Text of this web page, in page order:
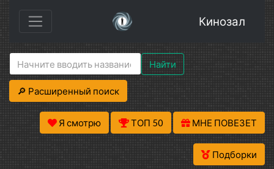
Кинозал
Найти
🔎 Расширенный поиск
Я смотрю ТОП 50 МНЕ ПОВЕЗЕТ
Подборки